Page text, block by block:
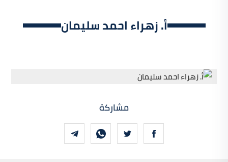
أ. زهراء احمد سليمان
مشاركة